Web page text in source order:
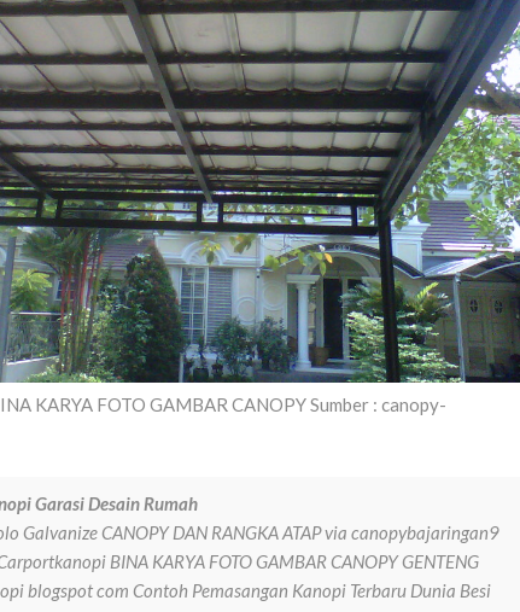
KARYA FOTO GAMBAR CANOPY Sumber : canopy-
Garasi Desain Rumah
Galvanize CANOPY DAN RANGKA ATAP via canopybajaringan9
BINA KARYA FOTO GAMBAR CANOPY GENTENG
blogspot com Contoh Pemasangan Kanopi Terbaru Dunia Besi